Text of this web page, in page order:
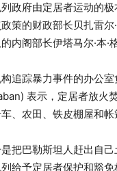
政府由定居者运动的
策的财政部长贝扎雷尔
内阁部长伊塔马尔·本·
追踪暴力事件的办公室
表示，定居者放火
、农田、铁皮棚屋和帐
把巴勒斯坦人赶出自
给予定居者保护和豁